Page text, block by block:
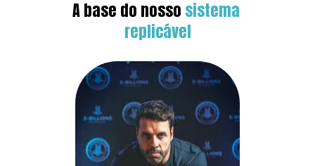
A base do nosso sistema
replicável